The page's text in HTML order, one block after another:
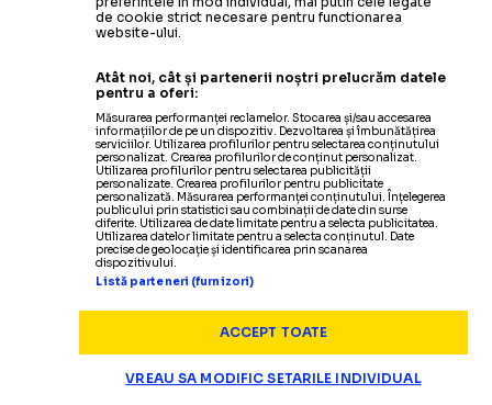
istorie drept cel mai bun și să nu mai fie comparat cu
Federer și Nadal
Diferența dintre generații: Ce făceau Roger Federer
și Dominic Thiem în timpul finalei masculine de la
US Open
​VIDEO US Open: Novak Djokovic,
eliminat de Stan Wawrinka-Sârbul
a abandonat când era condus cu
la seturi
Citește mai mult
Roger Federer, sunetul muzicii,
ploaia, calificarea în semifinale și
FEDAL-ulcare bate la ușă
Citește mai mult
23.05.2019
ATP Geneva: Stanislas Wawrinka, eliminat în optimi
de Damir Dzumhur
de cookie strict necesare pentru functionarea
website-ului.
Atât noi, cât și partenerii noștri prelucrăm datele
pentru a oferi:
Măsurarea performanței reclamelor. Stocarea și/sau accesarea
informațiilor de pe un dispozitiv. Dezvoltarea și îmbunătățirea
serviciilor. Utilizarea profilurilor pentru selectarea conținutului
personalizat. Crearea profilurilor de conținut personalizat.
Utilizarea profilurilor pentru selectarea publicității
personalizate. Crearea profilurilor pentru publicitate
personalizată. Măsurarea performanței conținutului. Înțelegerea
publicului prin statistici sau combinații de date din surse
diferite. Utilizarea de date limitate pentru a selecta publicitatea.
Utilizarea datelor limitate pentru a selecta conținutul. Date
precise de geolocație și identificarea prin scanarea
dispozitivului.
Listă parteneri (furnizori)
ACCEPT TOATE
VREAU SA MODIFIC SETARILE INDIVIDUAL